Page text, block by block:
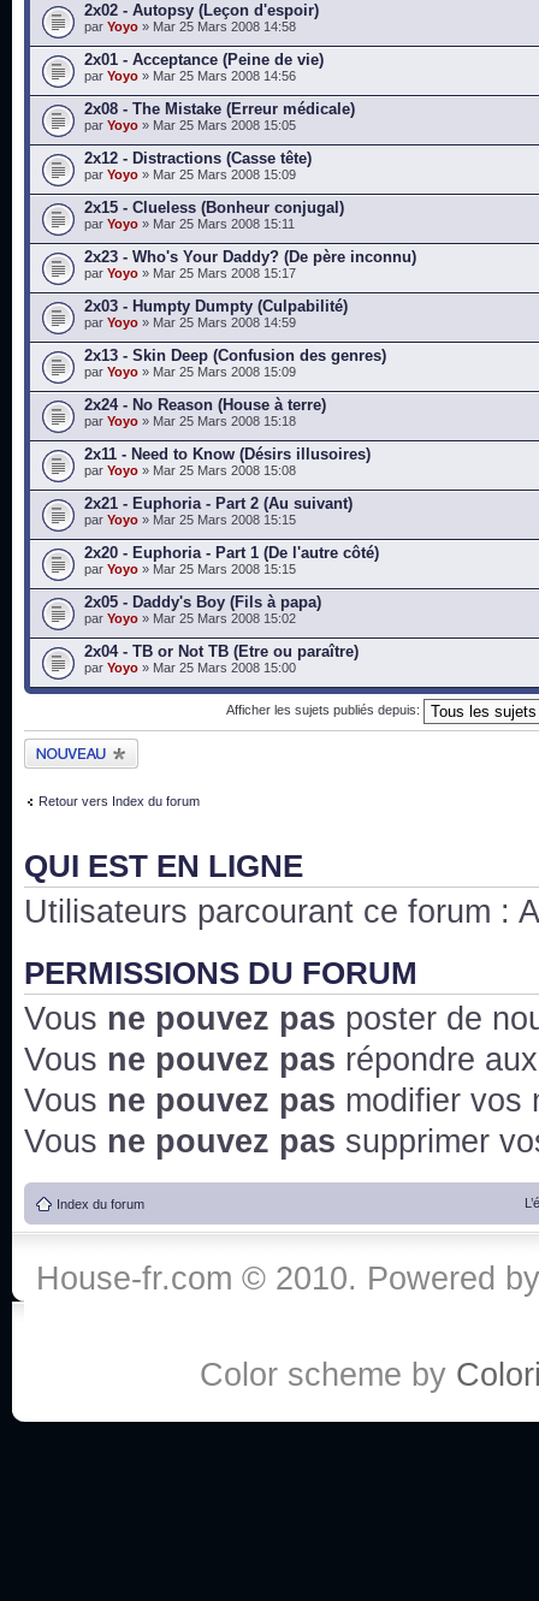
2x02 - Autopsy (Leçon d'espoir)
par Yoyo » Mar 25 Mars 2008 14:58
2x01 - Acceptance (Peine de vie)
par Yoyo » Mar 25 Mars 2008 14:56
2x08 - The Mistake (Erreur médicale)
par Yoyo » Mar 25 Mars 2008 15:05
2x12 - Distractions (Casse tête)
par Yoyo » Mar 25 Mars 2008 15:09
2x15 - Clueless (Bonheur conjugal)
par Yoyo » Mar 25 Mars 2008 15:11
2x23 - Who's Your Daddy? (De père inconnu)
par Yoyo » Mar 25 Mars 2008 15:17
2x03 - Humpty Dumpty (Culpabilité)
par Yoyo » Mar 25 Mars 2008 14:59
2x13 - Skin Deep (Confusion des genres)
par Yoyo » Mar 25 Mars 2008 15:09
2x24 - No Reason (House à terre)
par Yoyo » Mar 25 Mars 2008 15:18
2x11 - Need to Know (Désirs illusoires)
par Yoyo » Mar 25 Mars 2008 15:08
2x21 - Euphoria - Part 2 (Au suivant)
par Yoyo » Mar 25 Mars 2008 15:15
2x20 - Euphoria - Part 1 (De l'autre côté)
par Yoyo » Mar 25 Mars 2008 15:15
2x05 - Daddy's Boy (Fils à papa)
par Yoyo » Mar 25 Mars 2008 15:02
2x04 - TB or Not TB (Etre ou paraître)
par Yoyo » Mar 25 Mars 2008 15:00
Afficher les sujets publiés depuis:
Publier un nouveau
sujet
Retour vers Index du forum
QUI EST EN LIGNE
Utilisateurs parcourant ce forum :
PERMISSIONS DU FORUM
Vous ne pouvez pas poster de
Vous ne pouvez pas répondre
Vous ne pouvez pas modifier vos
Vous ne pouvez pas supprimer
Index du forum
House-fr.com © 2010. Powered
Color scheme by